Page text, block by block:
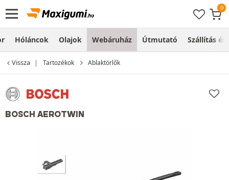
Hóláncok Olajok Webáruház Útmutató Szállítás és
Vissza Tartozékok Ablaktörlők
BOSCH AEROTWIN